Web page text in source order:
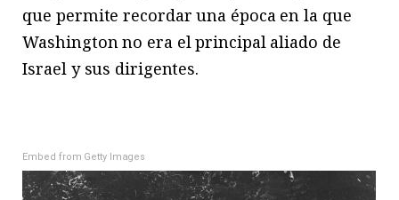
que permite recordar una época en la que
Washington no era el principal aliado de
Israel y sus dirigentes.
Embed from Getty Images